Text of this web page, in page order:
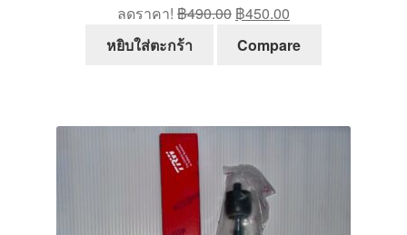
ลดราคา! ฿490.00 Original
price
was:
฿450.00
is:
หยิบใส่ตะกร้า Compare